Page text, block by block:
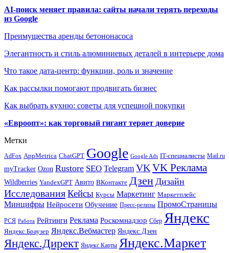
AI-поиск меняет правила: сайты начали терять переходы
из Google
Преимущества аренды бетононасоса
Элегантность и стиль алюминиевых деталей в интерьере дома
Что такое дата-центр: функции, роль и значение
Как рассылки помогают продвигать бизнес
Как выбрать кухню: советы для успешной покупки
«Евроопт»: как торговый гигант теряет доверие
Метки
AdFox AppMetrica ChatGPT Google Google Ads IT-специалисты Mail.ru
myTracker Ozon Rustore SEO Telegram VKVK Реклама
Wildberries YandexGPT Авито ВКонтакте Дзен Дизайн
ИсследованияКейсы Курсы Маркетинг Маркетплейс
Минцифры Нейросети Обучение Пресс-релизы ПромоСтраницы
РСЯ Работа Рейтинги Реклама Роскомнадзор Сбер Яндекс
Яндекс.Браузер Яндекс.Вебмастер Яндекс.Дзен
Яндекс.Директ Яндекс.Карты Яндекс.Маркет